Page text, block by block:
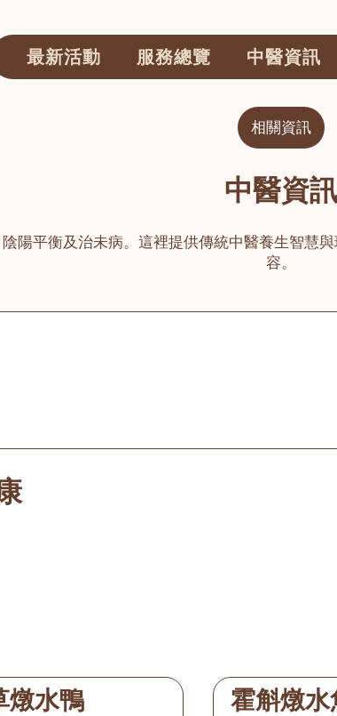
最新活動 服務總覽 中醫資訊
相關資訊
中醫資訊
陽平衡及治未病。這裡提供傳統中醫養生智慧
容。
燉水鴨 霍斛燉水